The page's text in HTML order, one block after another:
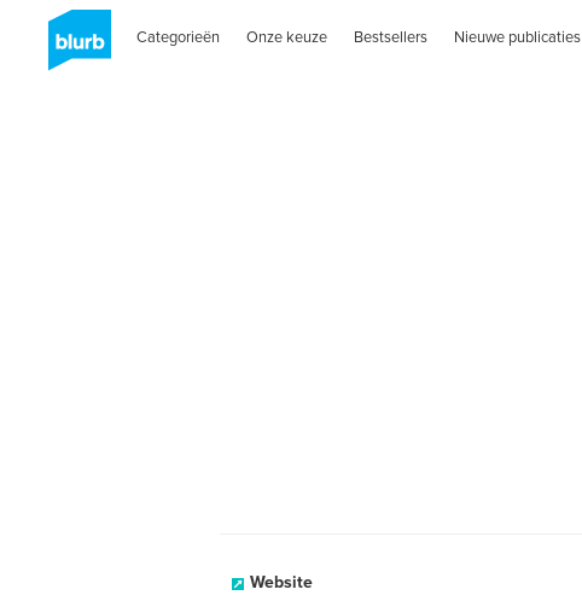
Categorieën Onze keuze Bestsellers Nieuwe publicaties
Website